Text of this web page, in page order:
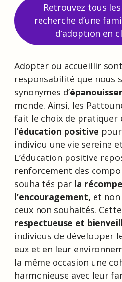
Retrouvez tous
recherche d’une
d’adoption en
Adopter ou accueillir
responsabilité que nous
synonymes d’
monde. Ainsi, les
fait le choix de pratiquer
l’éducation positive
individu une vie sereine
L’éducation positive
renforcement des
souhaités par la
l’encouragement, et
ceux non souhaités.
respectueuse et
individus de développer
eux et en leur
la même occasion une
harmonieuse avec leur